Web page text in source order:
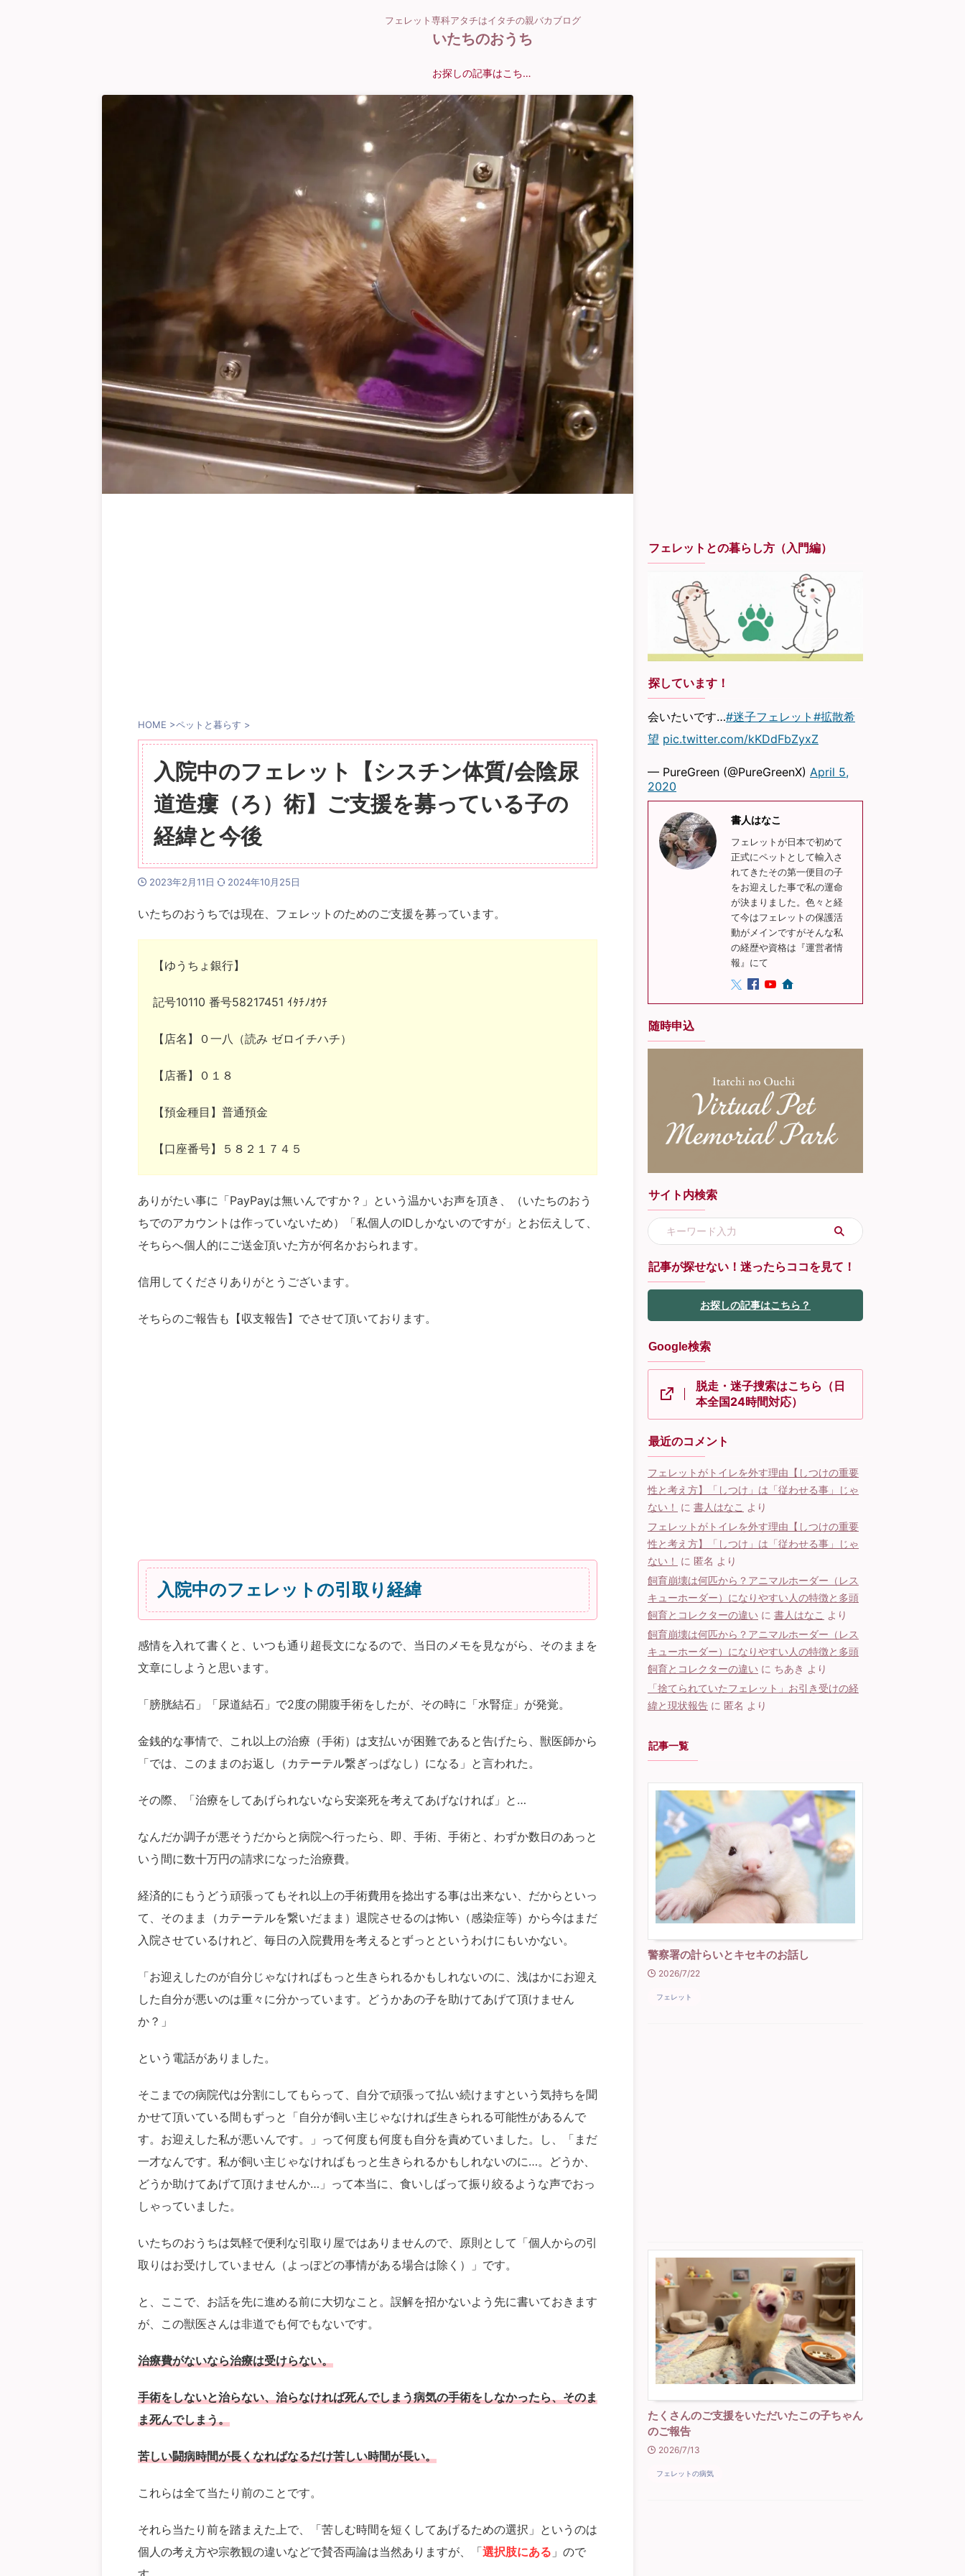
フェレット専科アタチはイタチの親バカブログ
いたちのおうち
お探しの記事はこちら？
HOME >ペットと暮らす >
入院中のフェレット【シスチン体質/会陰尿
道造瘻（ろ）術】ご支援を募っている子の
経緯と今後
2023年2月11日 2024年10月25日
いたちのおうちでは現在、フェレットのためのご支援を募っています。
【ゆうちょ銀行】
記号10110 番号58217451 ｲﾀﾁﾉｵｳﾁ
【店名】０一八（読み ゼロイチハチ）
【店番】０１８
【預金種目】普通預金
【口座番号】５８２１７４５
ありがたい事に「PayPayは無いんですか？」という温かいお声を頂き、（いたちのおう
ちでのアカウントは作っていないため）「私個人のIDしかないのですが」とお伝えして、
そちらへ個人的にご送金頂いた方が何名かおられます。
信用してくださりありがとうございます。
そちらのご報告も【収支報告】でさせて頂いております。
入院中のフェレットの引取り経緯
感情を入れて書くと、いつも通り超長文になるので、当日のメモを見ながら、そのままを
文章にしようと思います。
「膀胱結石」「尿道結石」で2度の開腹手術をしたが、その時に「水腎症」が発覚。
金銭的な事情で、これ以上の治療（手術）は支払いが困難であると告げたら、 獣医師から
「では、このままのお返し（カテーテル繋ぎっぱなし）になる」と言われた。
その際、「治療をしてあげられないなら安楽死を考えてあげなければ」と…
なんだか調子が悪そうだからと病院へ行ったら、即、手術、手術と、わずか数日のあっと
いう間に数十万円の請求になった治療費。
経済的にもうどう頑張ってもそれ以上の手術費用を捻出する事は出来ない、 だからといっ
て、そのまま（カテーテルを繋いだまま）退院させるのは怖い（感染症等）から今はまだ
入院させているけれど、毎日の入院費用を考えるとずっとというわけにもいかない。
「お迎えしたのが自分じゃなければもっと生きられるかもしれないのに、浅はかにお迎え
した自分が悪いのは重々に分かっています。どうかあの子を助けてあげて頂けません
か？」
という電話がありました。
そこまでの病院代は分割にしてもらって、自分で頑張って払い続けますという気持ちを聞
かせて頂いている間もずっと「自分が飼い主じゃなければ生きられる可能性があるんで
す。お迎えした私が悪いんです。」って何度も何度も自分を責めていました。し、「まだ
一才なんです。私が飼い主じゃなければもっと生きられるかもしれないのに…。どうか、
どうか助けてあげて頂けませんか…」って本当に、食いしばって振り絞るような声でおっ
しゃっていました。
いたちのおうちは気軽で便利な引取り屋ではありませんので、原則として「個人からの引
取りはお受けしていません（よっぽどの事情がある場合は除く）」です。
と、ここで、お話を先に進める前に大切なこと。誤解を招かないよう先に書いておきます
が、この獣医さんは非道でも何でもないです。
治療費がないなら治療は受けらない。
手術をしないと治らない、治らなければ死んでしまう病気の手術をしなかったら、そのま
ま死んでしまう。
苦しい闘病時間が長くなればなるだけ苦しい時間が長い。
これらは全て当たり前のことです。
それら当たり前を踏まえた上で、「苦しむ時間を短くしてあげるための選択」というのは
個人の考え方や宗教観の違いなどで賛否両論は当然ありますが、「選択肢にある 」ので
フェレットとの暮らし方（入門編）
探しています！
会いたいです…#迷子フェレット #拡散希
望 pic.twitter.com/kKDdFbZyxZ
— PureGreen (@PureGreenX) April 5,
2020
書人はなこ
フェレットが日本で初めて
正式にペットとして輸入さ
れてきたその第一便目の子
をお迎えした事で私の運命
が決まりました。色々と経
て今はフェレットの保護活
動がメインですがそんな私
の経歴や資格は『運営者情
報』にて
随時申込
サイト内検索
記事が探せない！迷ったらココを見て！
お探しの記事はこちら？
Google検索
脱走・迷子捜索はこちら（日
本全国24時間対応）
最近のコメント
フェレットがトイレを外す理由【しつけの重要
性と考え方】「しつけ」は「従わせる事」じゃ
ない！
に 書人はなこ より
フェレットがトイレを外す理由【しつけの重要
性と考え方】「しつけ」は「従わせる事」じゃ
ない！
に 匿名 より
飼育崩壊は何匹から？アニマルホーダー（レス
キューホーダー）になりやすい人の特徴と多頭
飼育とコレクターの違い に 書人はなこ より
飼育崩壊は何匹から？アニマルホーダー（レス
キューホーダー）になりやすい人の特徴と多頭
飼育とコレクターの違い に ちあき より
「捨てられていたフェレット」お引き受けの経
緯と現状報告 に 匿名 より
記事一覧
警察署の計らいとキセキのお話し
2026/7/22
フェレット
たくさんのご支援をいただいたこの子ちゃん
のご報告
2026/7/13
フェレットの病気